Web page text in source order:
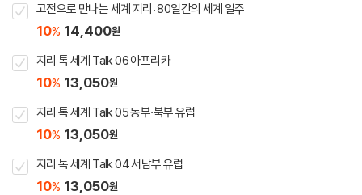
고전으로 만나는 세계 지리: 80일간의 세계 일주
10% 14,400원
지리 톡 세계 Talk 06 아프리카
10% 13,050원
지리 톡 세계 Talk 05 동부·북부 유럽
10% 13,050원
지리 톡 세계 Talk 04 서남부 유럽
10% 13,050원